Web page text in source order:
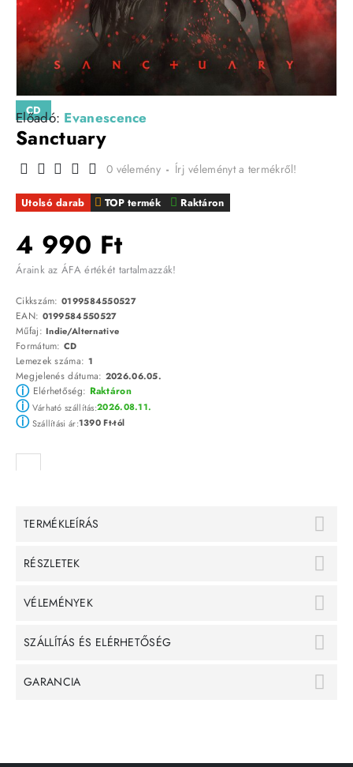
CD
Előadó: Evanescence
Sanctuary
TOP termék Raktáron
Utolsó darab
0 vélemény - Írj véleményt a termékről!
4 990 Ft
Áraink az ÁFA értékét tartalmazzák!
Cikkszám: 0199584550527
EAN: 0199584550527
Műfaj:Indie/Alternative
Formátum: CD
Lemezek száma: 1
Megjelenés dátuma: 2026.06.05.
ⓘElérhetőség: Raktáron
ⓘVárható szállítás:2026.08.11.
ⓘSzállítási ár:1390 Ft-tól
TERMÉKLEÍRÁS
RÉSZLETEK
VÉLEMÉNYEK
SZÁLLÍTÁS ÉS ELÉRHETŐSÉG
GARANCIA